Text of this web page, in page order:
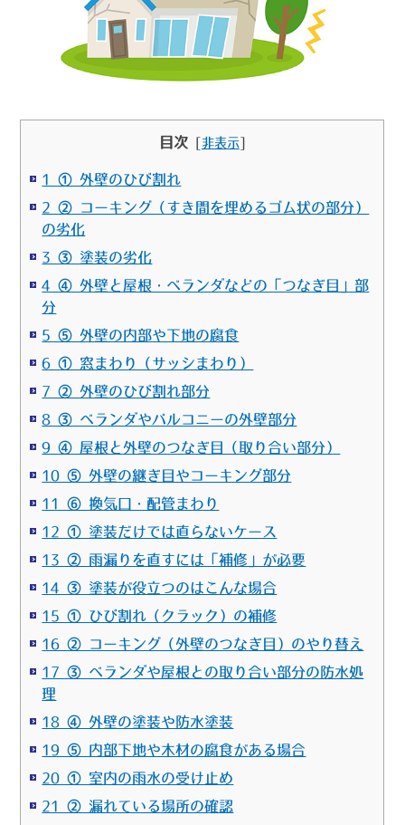
目次 非表示]
1 ① 外壁のひび割れ
2 ② コーキング（すき間を埋めるゴム状の部分）
の劣化
3 ③ 塗装の劣化
4 ④ 外壁と屋根・ベランダなどの「つなぎ目」部
分
5 ⑤ 外壁の内部や下地の腐食
6 ① 窓まわり（サッシまわり）
7 ② 外壁のひび割れ部分
8 ③ ベランダやバルコニーの外壁部分
9 ④ 屋根と外壁のつなぎ目（取り合い部分）
10 ⑤ 外壁の継ぎ目やコーキング部分
11 ⑥ 換気口・配管まわり
12 ① 塗装だけでは直らないケース
13 ② 雨漏りを直すには「補修」が必要
14 ③ 塗装が役立つのはこんな場合
15 ① ひび割れ（クラック）の補修
16 ② コーキング（外壁のつなぎ目）のやり替え
17 ③ ベランダや屋根との取り合い部分の防水処
理
18 ④ 外壁の塗装や防水塗装
19 ⑤ 内部下地や木材の腐食がある場合
20 ① 室内の雨水の受け止め
21 ② 漏れている場所の確認